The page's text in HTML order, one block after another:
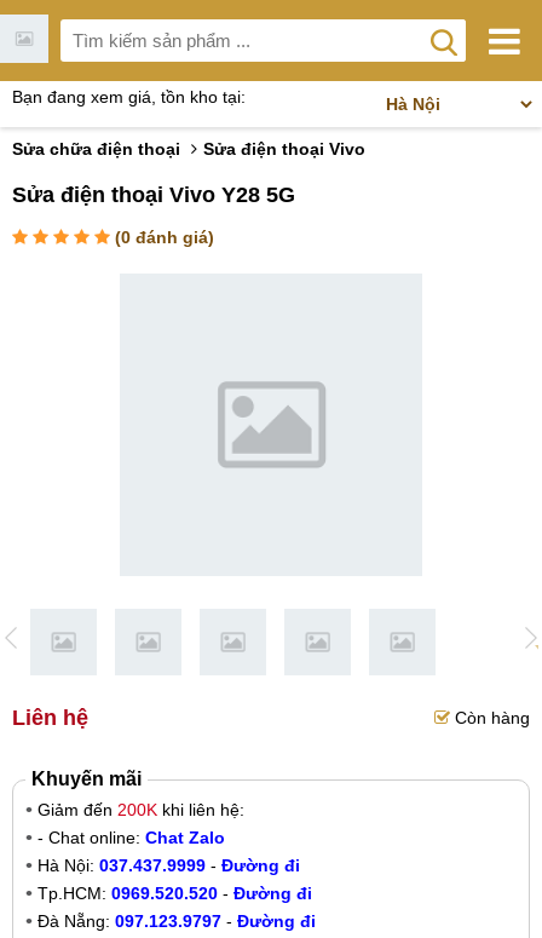
Bạn đang xem giá, tồn kho tại:
Sửa chữa điện thoại Sửa điện thoại Vivo
Sửa điện thoại Vivo Y28 5G
(0 đánh giá)
Liên hệ Còn hàng
Khuyến mãi
Giảm đến 200K khi liên hệ:
- Chat online: Chat Zalo
Hà Nội: 037.437.9999 - Đường đi
Tp.HCM: 0969.520.520 - Đường đi
Đà Nẵng: 097.123.9797 - Đường đi